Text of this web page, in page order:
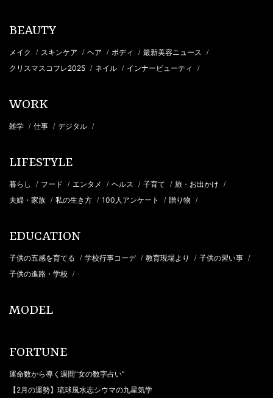
BEAUTY
メイク / スキンケア / ヘア / ボディ / 最新美容ニュース /
クリスマスコフレ2025 / ネイル / インナービューティ /
WORK
雑学 / 仕事 / デジタル /
LIFESTYLE
暮らし / フード / エンタメ / ヘルス / 子育て / 旅・お出かけ /
夫婦・家族 / 私の生き方 / 100人アンケート / 贈り物 /
EDUCATION
子供の五感を育てる / 学校行事コーデ / 教育現場より / 子供の習い事 /
子供の進路・学校 /
MODEL
FORTUNE
運命数から導く週間“女の数字占い”
【2月の運勢】琉球風水志シウマの九星気学